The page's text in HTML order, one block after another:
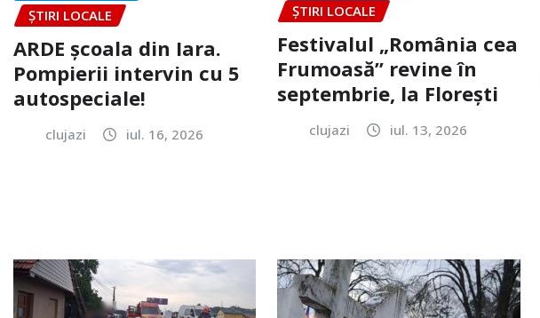
ȘTIRI LOCALE
ARDE școala din Iara.
Pompierii intervin cu 5
autospeciale!
clujazi iul. 16, 2026
ȘTIRI LOCALE
Festivalul „România cea
Frumoasă” revine în
septembrie, la Florești
clujazi iul. 13, 2026